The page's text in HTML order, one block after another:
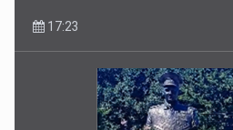
17:23